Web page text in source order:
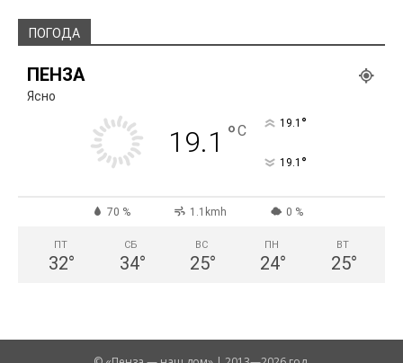
ПОГОДА
ПЕНЗА
Ясно
19.1 °C 19.1 °
19.1 °
70 % 1.1kmh 0 %
ПТ
32°
СБ
34°
ВС
25°
ПН
24°
ВТ
25°